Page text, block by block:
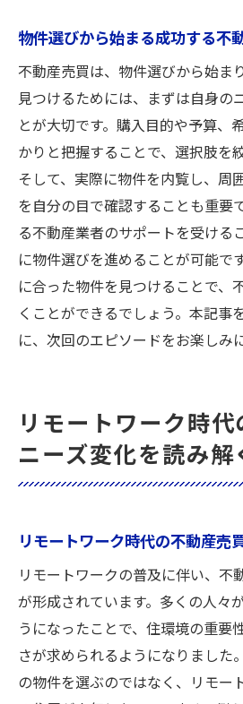
物件選びから始まる成功する不
不動産売買は、物件選びから始ま
見つけるためには、まずは自身の
とが大切です。購入目的や予算、
かりと把握することで、選択肢を
そして、実際に物件を内覧し、周
を自分の目で確認することも重要
る不動産業者のサポートを受ける
に物件選びを進めることが可能で
に合った物件を見つけることで、
くことができるでしょう。本記事
に、次回のエピソードをお楽しみ
リモートワーク時
ニーズ変化を読み解
リモートワーク時代の不動産売
リモートワークの普及に伴い、不
が形成されています。多くの人々
うになったことで、住環境の重要
さが求められるようになりました
の物件を選ぶのではなく、リモー